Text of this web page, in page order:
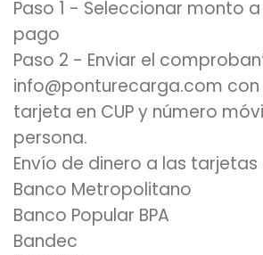
Paso 1 - Seleccionar monto
pago
Paso 2 - Enviar el
info@ponturecarga.com con
tarjeta en CUP y número
persona.
Envío de dinero a las tarjetas
Banco Metropolitano
Banco Popular BPA
Bandec